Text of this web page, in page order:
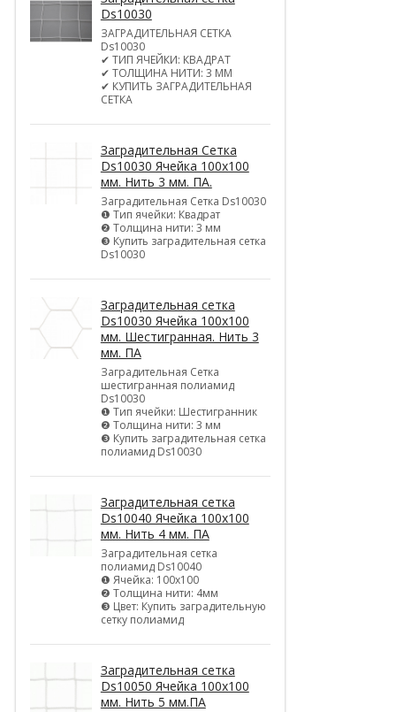
Ds10030
ЗАГРАДИТЕЛЬНАЯ СЕТКА
Ds10030
✔ ТИП ЯЧЕЙКИ: КВАДРАТ
✔ ТОЛЩИНА НИТИ: 3 ММ
✔ КУПИТЬ ЗАГРАДИТЕЛЬНАЯ
СЕТКА
Заградительная Сетка
Ds10030 Ячейка 100х100
мм. Нить 3 мм. ПА.
Заградительная Сетка Ds10030
❶ Тип ячейки: Квадрат
❷ Толщина нити: 3 мм
❸ Купить заградительная сетка
Ds10030
Заградительная сетка
Ds10030 Ячейка 100х100
мм. Шестигранная. Нить 3
мм. ПА
Заградительная Сетка
шестигранная полиамид
Ds10030
❶ Тип ячейки: Шестигранник
❷ Толщина нити: 3 мм
❸ Купить заградительная сетка
полиамид Ds10030
Заградительная сетка
Ds10040 Ячейка 100х100
мм. Нить 4 мм. ПА
Заградительная сетка
полиамид Ds10040
❶ Ячейка: 100х100
❷ Толщина нити: 4мм
❸ Цвет: Купить заградительную
сетку полиамид
Заградительная сетка
Ds10050 Ячейка 100х100
мм. Нить 5 мм.ПА